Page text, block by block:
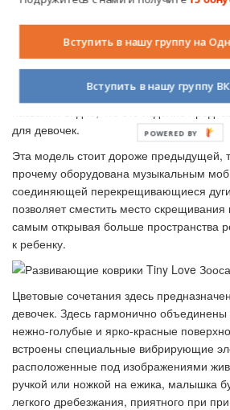
Развивающий коврик Tiny
принцесса» – место для
хорошего эстетического
, который еще называется
для девочек.
Эта модель стоит дороже предыдущей,
прочему оборудована музыкальным
соединяющей перекрещивающиеся
позволяет сместить место
самым открывая больше пространства
к ребенку.
Цветовые сочетания здесь
девочек. Здесь гармонично
нежно-голубые и ярко-красные
встроены специальные вибрирующие
расположенные под изображениями
ручкой или ножкой на ежика, малышка
легкого дребезжания, приятного при
Вступить в нашу группу на
Вступить в нашу группу
POWERED BY